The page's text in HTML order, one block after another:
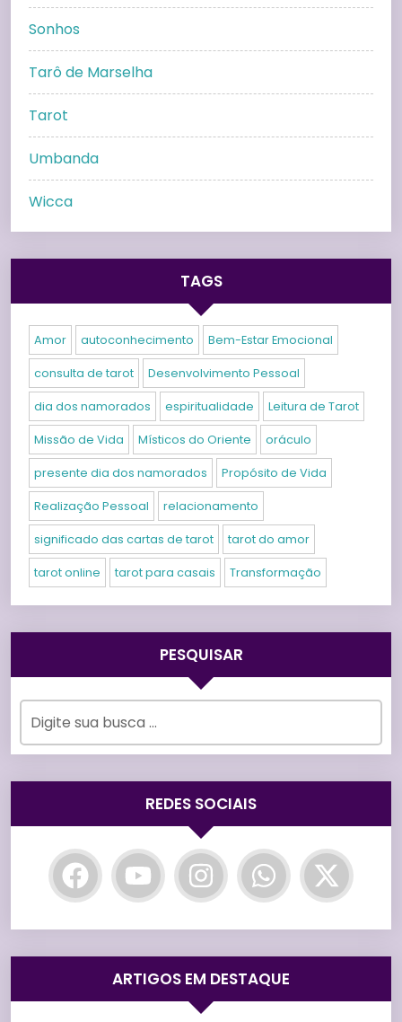
Sonhos
Tarô de Marselha
Tarot
Umbanda
Wicca
TAGS
Amor autoconhecimento Bem-Estar Emocional
consulta de tarot Desenvolvimento Pessoal
dia dos namorados espiritualidade Leitura de Tarot
Missão de Vida Místicos do Oriente oráculo
presente dia dos namorados Propósito de Vida
Realização Pessoal relacionamento
significado das cartas de tarot tarot do amor
tarot online tarot para casais Transformação
PESQUISAR
REDES SOCIAIS
ARTIGOS EM DESTAQUE